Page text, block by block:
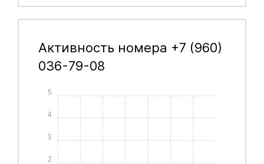
Активность номера +7 (960)
036-79-08
2
3
4
5